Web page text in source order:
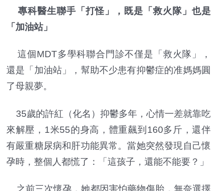
專科醫生聯手「打怪」，既是「救火隊」也是
「加油站」
這個MDT多學科聯合門診不僅是「救火隊」，
還是「加油站」，幫助不少患有抑鬱症的准媽媽圓
了母親夢。
35歲的許紅（化名）抑鬱多年，心情一差就靠吃
來解壓，1米55的身高，體重飆到160多斤，還伴
有嚴重糖尿病和肝功能異常。當她突然發現自己懷
孕時，整個人都慌了：「這孩子，還能不能要？」
之前三次懷孕，她都因害怕藥物傷胎，無奈選擇